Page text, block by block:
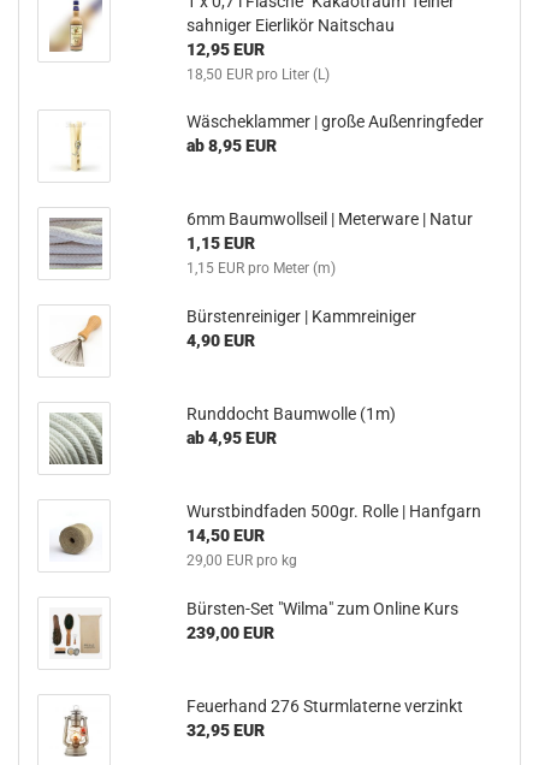
sahniger Eierlikör Naitschau
12,95 EUR
18,50 EUR pro Liter (L)
Wäscheklammer | große Außenringfeder
ab 8,95 EUR
6mm Baumwollseil | Meterware | Natur
1,15 EUR
1,15 EUR pro Meter (m)
Bürstenreiniger | Kammreiniger
4,90 EUR
Runddocht Baumwolle (1m)
ab 4,95 EUR
Wurstbindfaden 500gr. Rolle | Hanfgarn
14,50 EUR
29,00 EUR pro kg
Bürsten-Set "Wilma" zum Online Kurs
239,00 EUR
Feuerhand 276 Sturmlaterne verzinkt
32,95 EUR